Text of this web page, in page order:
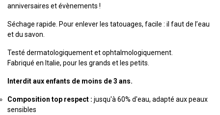
anniversaires et évènements !
Séchage rapide. Pour enlever les tatouages, facile : il faut de l’eau
et du savon.
Testé dermatologiquement et ophtalmologiquement.
Fabriqué en Italie, pour les grands et les petits.
Interdit aux enfants de moins de 3 ans.
Composition top respect : jusqu'à 60% d'eau, adapté aux peaux
sensibles